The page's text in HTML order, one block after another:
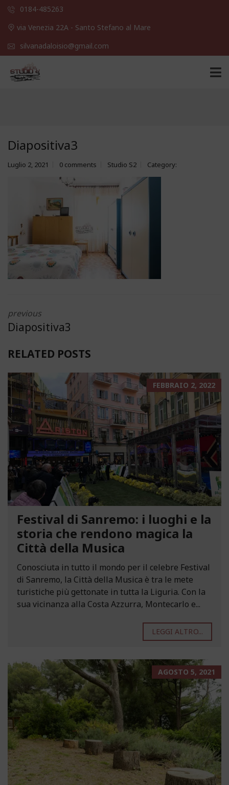
0184-485263
via Venezia 22A - Santo Stefano al Mare
silvanadaloisio@gmail.com
Diapositiva3
Luglio 2, 2021 0 comments Studio S2 Category:
previous
Diapositiva3
RELATED POSTS
FEBBRAIO 2, 2022
Festival di Sanremo: i luoghi e la
storia che rendono magica la
Città della Musica
Conosciuta in tutto il mondo per il celebre Festival
di Sanremo, la Città della Musica è tra le mete
turistiche più gettonate in tutta la Liguria. Con la
sua vicinanza alla Costa Azzurra, Montecarlo e...
LEGGI ALTRO...
AGOSTO 5, 2021